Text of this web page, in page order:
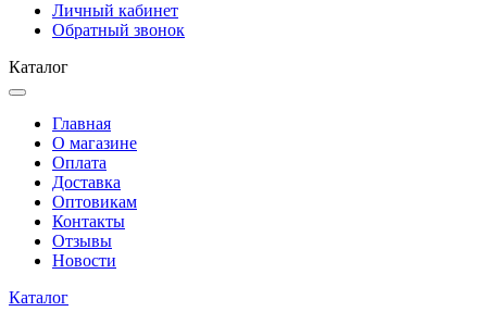
Личный кабинет
Обратный звонок
Каталог
Главная
О магазине
Оплата
Доставка
Оптовикам
Контакты
Отзывы
Новости
Каталог